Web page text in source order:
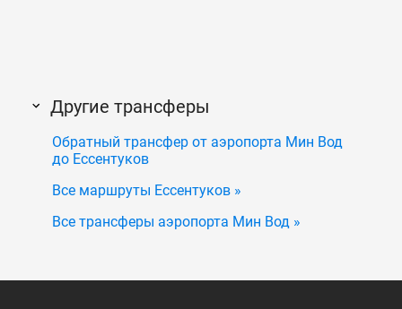
Другие трансферы
Обратный трансфер от аэропорта Мин Вод
до Ессентуков
Все маршруты Ессентуков »
Все трансферы аэропорта Мин Вод »